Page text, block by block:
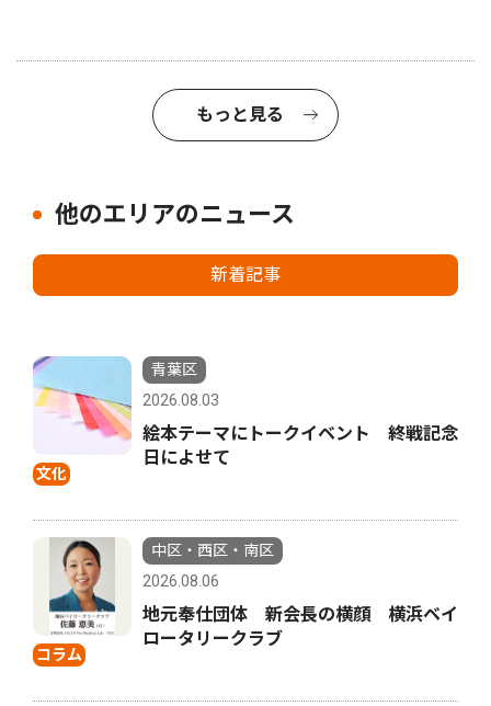
もっと見る
他のエリアのニュース
新着記事
文化
青葉区
2026.08.03
絵本テーマにトークイベント 終戦記念
日によせて
コラム
中区・西区・南区
2026.08.06
地元奉仕団体 新会長の横顔 横浜ベイ
ロータリークラブ